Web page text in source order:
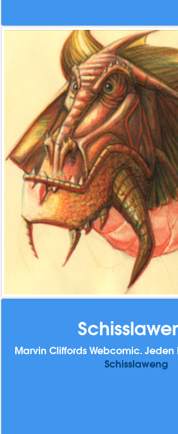
Marvin Cliffords Webcomic.
Schisslaweng